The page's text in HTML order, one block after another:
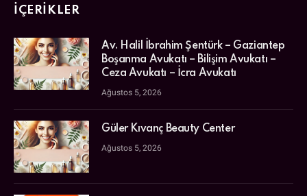
İÇERIKLER
Av. Halil İbrahim Şentürk – Gaziantep
Boşanma Avukatı – Bilişim Avukatı –
Ceza Avukatı – İcra Avukatı
Ağustos 5, 2026
Güler Kıvanç Beauty Center
Ağustos 5, 2026